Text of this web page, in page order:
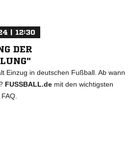
| 12:30
DER
Einzug in deutschen Fußball. Ab wann
FUSSBALL.de mit den wichtigsten